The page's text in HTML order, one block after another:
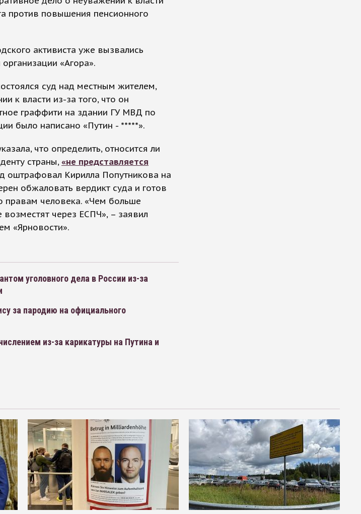
против повышения пенсионного
активиста уже вызвались
«Агора».
суд над местным жителем,
к власти из-за того, что он
граффити на здании ГУ МВД по
было написано «Путин - *****».
что определить, относится ли
страны,«не представляется
оштрафовал Кирилла Попутникова на
обжаловать вердикт суда и готов
правам человека. «Чем больше
через ЕСПЧ», – заявил
«Ярновости».
уголовного дела в России из-за
за пародию на официального
из-за карикатуры на Путина и